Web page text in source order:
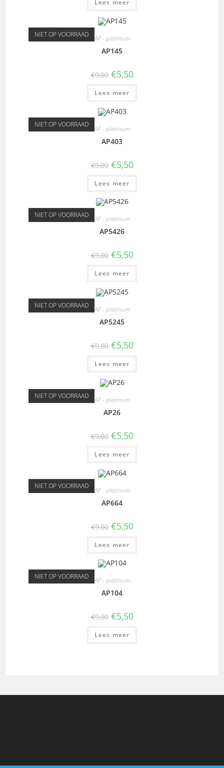
Lees meer
NIET OP VOORRAAD AP - platinum
AP145
€9,00 €5,50
Lees meer
NIET OP VOORRAAD AP - platinum
AP403
€9,00 €5,50
Lees meer
NIET OP VOORRAAD AP - platinum
AP5426
€9,00 €5,50
Lees meer
NIET OP VOORRAAD AP - platinum
AP5245
€9,00 €5,50
Lees meer
NIET OP VOORRAAD AP - platinum
AP26
€9,00 €5,50
Lees meer
NIET OP VOORRAAD AP - platinum
AP664
€9,00 €5,50
Lees meer
NIET OP VOORRAAD AP - platinum
AP104
€9,00 €5,50
Lees meer